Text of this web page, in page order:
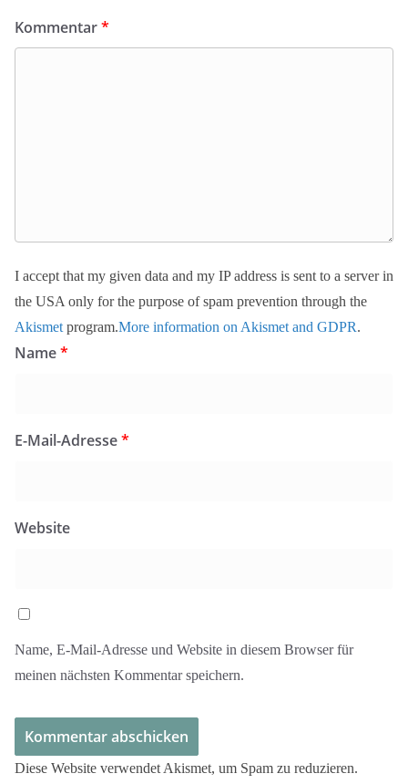
Kommentar*
I accept that my given data and my IP address is sent to a server in
the USA only for the purpose of spam prevention through the
Akismet program.More information on Akismet and GDPR.
Name*
E-Mail-Adresse*
Website
Name, E-Mail-Adresse und Website in diesem Browser für
meinen nächsten Kommentar speichern.
Diese Website verwendet Akismet, um Spam zu reduzieren.